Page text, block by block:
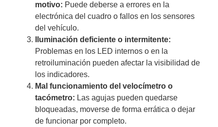
motivo: Puede deberse a errores en la
electrónica del cuadro o fallos en los sensores
del vehículo.
Iluminación deficiente o intermitente:
Problemas en los LED internos o en la
retroiluminación pueden afectar la visibilidad de
los indicadores.
Mal funcionamiento del velocímetro o
tacómetro: Las agujas pueden quedarse
bloqueadas, moverse de forma errática o dejar
de funcionar por completo.